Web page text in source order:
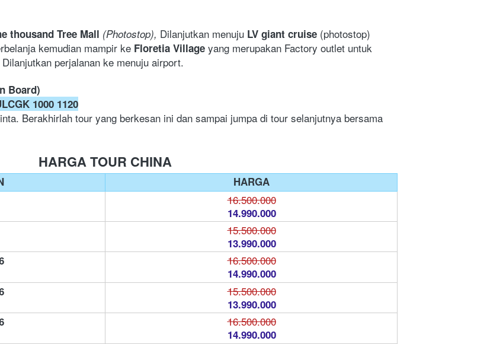
thousand Tree Mall (Photostop), Dilanjutkan menuju LV giant cruise (photostop)
kemudian mampir ke Floretia Village yang merupakan Factory outlet untuk
perjalanan ke menuju airport.
Board)
1000 1120
HARGA TOUR CHINA
HARGA
16.500.000
14.990.000
15.500.000
13.990.000
16.500.000
14.990.000
15.500.000
13.990.000
16.500.000
14.990.000